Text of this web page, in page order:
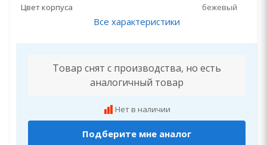
Цвет корпуса
бежевый
Все характеристики
Товар снят с производства, но есть
аналогичный товар
Нет в наличии
Подберите мне аналог